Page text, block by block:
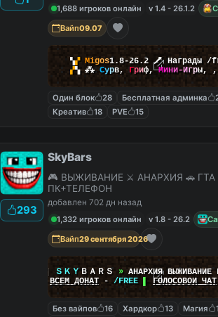
1,688 игроков онлайн
v 1.4 - 26.1.2
Вайп09.07
▚▞ Migos1.8-26.2 🗡 Награды /
▞▚ ⁂ Сурв, Гриф,Мини-Игры, ,
Один блок 28 Бесплатная админка
Креатив
18 PVE 15
293
SkyBars
🎮 ВЫЖИВАНИЕ ⚔️ АНАРХИЯ 🚗
ПК+ТЕЛЕФОН
добавлен 702 дн назад
1,332 игроков онлайн
v 1.8 - 26.2
Вайп29 сентября 2026
ＳＫＹ ＢＡＲＳ » АНАРХИЯ
ВСЕМ ДОНАТ - /FREE ГОЛОСОВОЙ ЧАТ
Без вайпов 16 Хардкор 13 Магия